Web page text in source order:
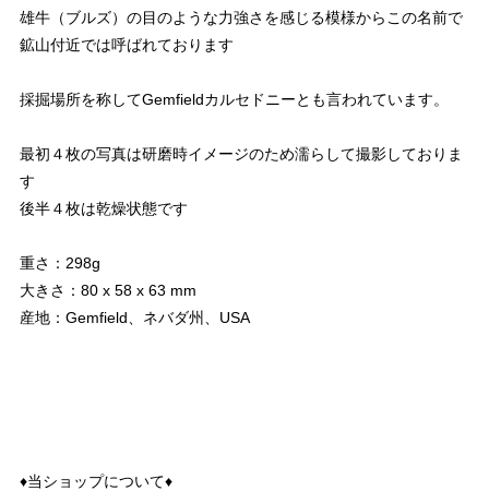
雄牛（ブルズ）の目のような力強さを感じる模様からこの名前で
鉱山付近では呼ばれております
採掘場所を称してGemfieldカルセドニーとも言われています。
最初４枚の写真は研磨時イメージのため濡らして撮影しておりま
す
後半４枚は乾燥状態です
重さ：298g
大きさ：80 x 58 x 63 mm
産地：Gemfield、ネバダ州、USA
♦︎当ショップについて♦︎